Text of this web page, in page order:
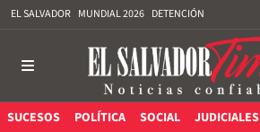
EL SALVADOR MUNDIAL 2026 DETENCIÓN
SUCESOS POLÍTICA SOCIAL JUDICIALES